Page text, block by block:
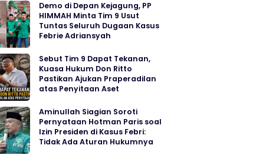
Demo di Depan Kejagung, PP
HIMMAH Minta Tim 9 Usut
Tuntas Seluruh Dugaan Kasus
Febrie Adriansyah
Sebut Tim 9 Dapat Tekanan,
Kuasa Hukum Don Ritto
Pastikan Ajukan Praperadilan
atas Penyitaan Aset
Aminullah Siagian Soroti
Pernyataan Hotman Paris soal
Izin Presiden di Kasus Febri:
Tidak Ada Aturan Hukumnya